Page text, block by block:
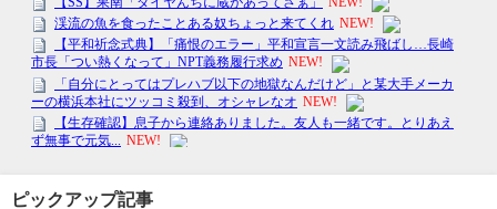
ピックアップ記事